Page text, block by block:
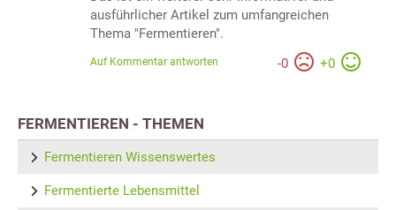
ausführlicher Artikel zum umfangreichen
Thema "Fermentieren".
-0 +0
Auf Kommentar antworten
FERMENTIEREN - THEMEN
Fermentieren Wissenswertes
Fermentierte Lebensmittel